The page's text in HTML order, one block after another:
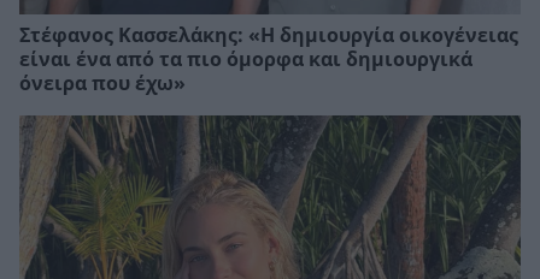
Στέφανος Κασσελάκης: «Η δηµιουργία οικογένειας
είναι ένα από τα πιο όµορφα και δηµιουργικά
όνειρα που έχω»